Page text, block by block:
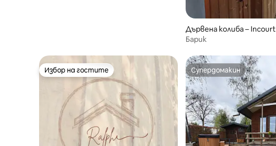
Дървена колиба – Incourt
Барик
Избор на гостите
Избор на гостите Супердомакин
Супердомакин